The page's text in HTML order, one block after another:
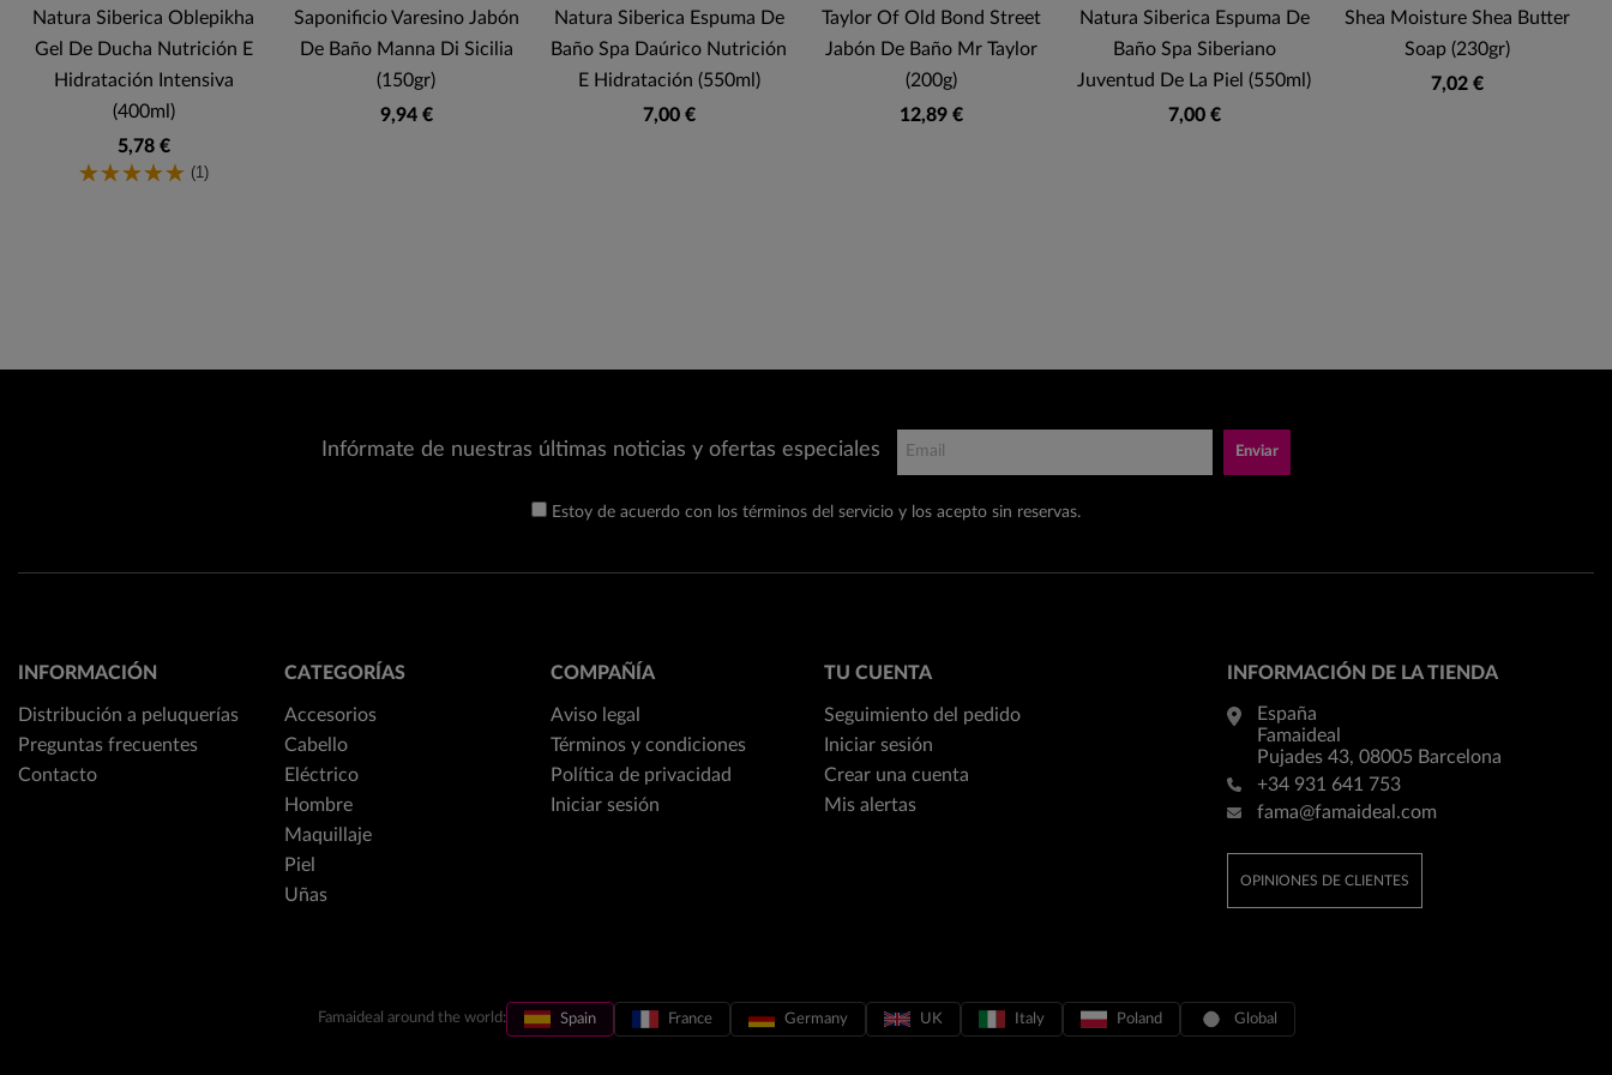
Natura Siberica Oblepikha
Gel De Ducha Nutrición E
Hidratación Intensiva
(400ml)
5,78 €
(1)
Saponificio Varesino Jabón
De Baño Manna Di Sicilia
(150gr)
9,94 €
Natura Siberica Espuma De
Baño Spa Daúrico Nutrición
E Hidratación (550ml)
7,00 €
Taylor Of Old Bond Street
Jabón De Baño Mr Taylor
(200g)
12,89 €
Natura Siberica Espuma De
Baño Spa Siberiano
Juventud De La Piel (550ml)
7,00 €
Shea Moisture Shea Butter
Soap (230gr)
7,02 €
Infórmate de nuestras últimas noticias y ofertas especiales Enviar
Estoy de acuerdo con los términos del servicio y los acepto sin reservas.
INFORMACIÓN
Distribución a peluquerías
Preguntas frecuentes
Contacto
CATEGORÍAS
Accesorios
Cabello
Eléctrico
Hombre
Maquillaje
Piel
Uñas
COMPAÑÍA
Aviso legal
Términos y condiciones
Política de privacidad
Iniciar sesión
TU CUENTA
Seguimiento del pedido
Iniciar sesión
Crear una cuenta
Mis alertas
INFORMACIÓN DE LA TIENDA
España
Famaideal
Pujades 43, 08005 Barcelona
+34 931 641 753
fama@famaideal.com
OPINIONES DE CLIENTES
Famaideal around the world: Spain France Germany UK Italy Poland Global